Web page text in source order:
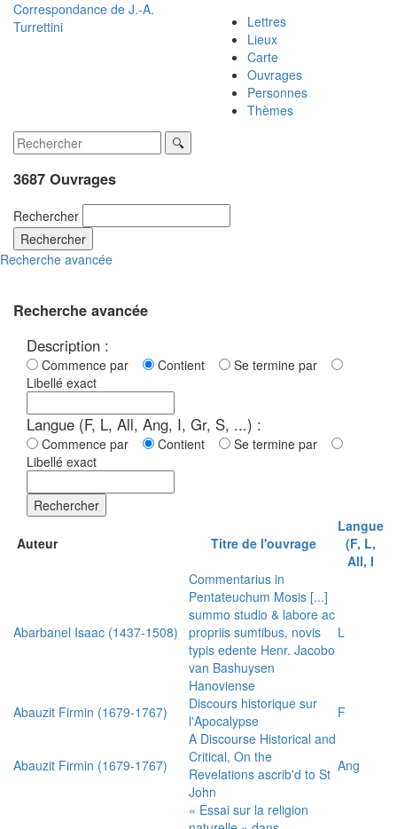
Correspondance de J.-A.
Turrettini
Lettres
Lieux
Carte
Ouvrages
Personnes
Thèmes
3687 Ouvrages
Rechercher
Rechercher
Recherche avancée
Recherche avancée
Description :
Commence par Contient
Se termine par
Libellé exact
Langue (F, L, All, Ang, I, Gr, S, ...) :
Commence par Contient
Se termine par
Libellé exact
Rechercher
Auteur Titre de l'ouvrage
Langue
(F, L,
All, I
Abarbanel Isaac (1437-1508)
Commentarius in
Pentateuchum Mosis [...]
summo studio & labore ac
propriis sumtibus, novis
typis edente Henr. Jacobo
van Bashuysen
Hanoviense
L
Abauzit Firmin (1679-1767)
Discours historique sur
l'Apocalypse
F
Abauzit Firmin (1679-1767)
A Discourse Historical and
Critical, On the
Revelations ascrib'd to St
John
Ang
« Essai sur la religion